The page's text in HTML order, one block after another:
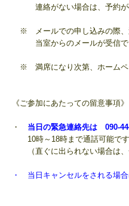
連絡がない場合は、予約が確
※ メールでの申し込みの際、
当室からのメールが受信でき
※ 満席になり次第、ホームペ
《ご参加にあたっての留意事項》
・ 当日の緊急連絡先は 090-
10時～18時まで通話可能です
（直ぐに出られない場合は、
・ 当日キャンセルをされる場合